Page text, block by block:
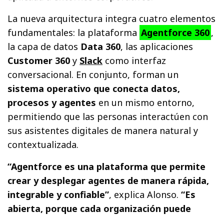
La nueva arquitectura integra cuatro elementos
fundamentales: la plataforma Agentforce 360,
la capa de datos Data 360, las aplicaciones
Customer 360 y Slack como interfaz
conversacional. En conjunto, forman un
sistema operativo que conecta datos,
procesos y agentes en un mismo entorno,
permitiendo que las personas interactúen con
sus asistentes digitales de manera natural y
contextualizada.
“Agentforce es una plataforma que permite
crear y desplegar agentes de manera rápida,
integrable y confiable”, explica Alonso.“Es
abierta, porque cada organización puede